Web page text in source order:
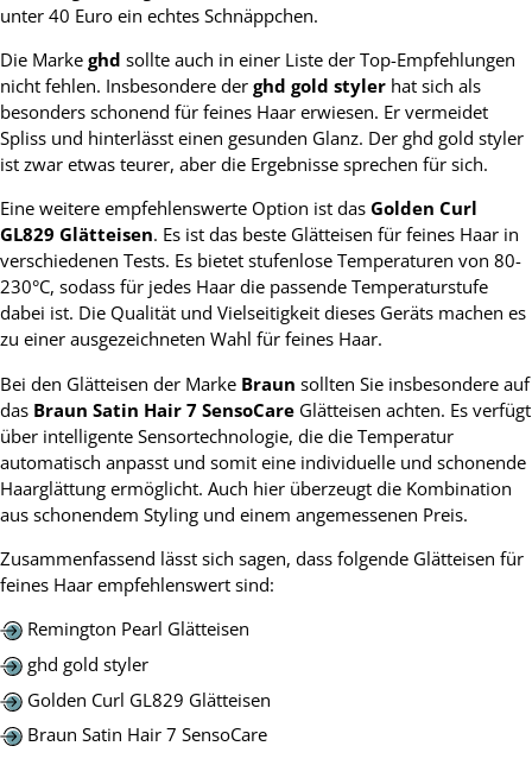
unter 40 Euro ein echtes Schnäppchen.
Die Marke ghd sollte auch in einer Liste der Top-Empfehlungen
nicht fehlen. Insbesondere der ghd gold styler hat sich als
besonders schonend für feines Haar erwiesen. Er vermeidet
Spliss und hinterlässt einen gesunden Glanz. Der ghd gold styler
ist zwar etwas teurer, aber die Ergebnisse sprechen für sich.
Eine weitere empfehlenswerte Option ist das Golden Curl
GL829 Glätteisen. Es ist das beste Glätteisen für feines Haar in
verschiedenen Tests. Es bietet stufenlose Temperaturen von 80-
230°C, sodass für jedes Haar die passende Temperaturstufe
dabei ist. Die Qualität und Vielseitigkeit dieses Geräts machen es
zu einer ausgezeichneten Wahl für feines Haar.
Bei den Glätteisen der Marke Braun sollten Sie insbesondere auf
das Braun Satin Hair 7 SensoCare Glätteisen achten. Es verfügt
über intelligente Sensortechnologie, die die Temperatur
automatisch anpasst und somit eine individuelle und schonende
Haarglättung ermöglicht. Auch hier überzeugt die Kombination
aus schonendem Styling und einem angemessenen Preis.
Zusammenfassend lässt sich sagen, dass folgende Glätteisen für
feines Haar empfehlenswert sind:
Remington Pearl Glätteisen
ghd gold styler
Golden Curl GL829 Glätteisen
Braun Satin Hair 7 SensoCare